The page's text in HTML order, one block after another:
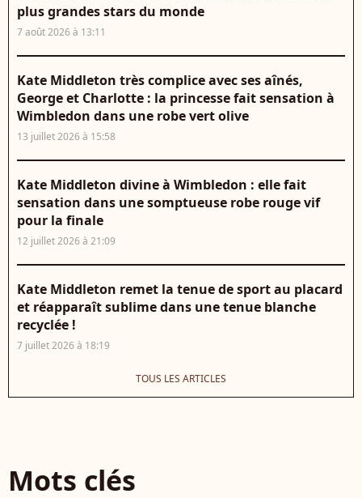
plus grandes stars du monde
7 août 2026 à 13:11
Kate Middleton très complice avec ses aînés,
George et Charlotte : la princesse fait sensation à
Wimbledon dans une robe vert olive
13 juillet 2026 à 15:58
Kate Middleton divine à Wimbledon : elle fait
sensation dans une somptueuse robe rouge vif
pour la finale
12 juillet 2026 à 21:09
Kate Middleton remet la tenue de sport au placard
et réapparaît sublime dans une tenue blanche
recyclée !
7 juillet 2026 à 18:19
TOUS LES ARTICLES
Mots clés